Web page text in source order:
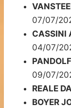
07/07/
CASSINI
04/07/
09/07/
REALE
BOYER